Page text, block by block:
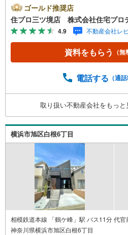
区・戸塚区・保土ケ谷区・
す！ 最新物件情報や当社限
気軽にお問合せ下さい!! -------------- 弊社独自の住宅
案システム 弊社ではファイ
【丁寧な資金アドバイス】
書の作成】を随時行ってお
入できる無料の生命保険】
から始まる【住宅ローン返
【老後の費用負担】住宅探
な部分を明確にしていきま
ゴールド推奨店
住プロ三ツ境店 株式会社住宅プロ
4.9 不動産会社レ
資料をもらう （無
電話する （通
取り扱い不動産会社をもっと
横浜市旭区白根6丁目
相模鉄道本線 「鶴ケ峰」駅 バス11分 代
神奈川県横浜市旭区白根6丁目